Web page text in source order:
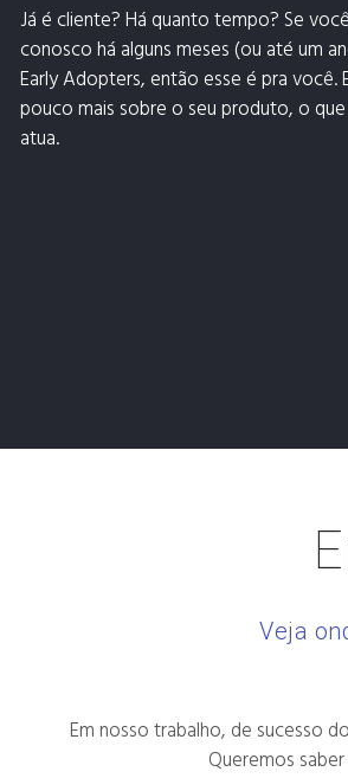
Já é cliente? Há quanto tempo? Se
conosco há alguns meses (ou até um
Early Adopters, então esse é pra você.
pouco mais sobre o seu produto, o
atua.
Veja
Em nosso trabalho, de sucesso
Queremos